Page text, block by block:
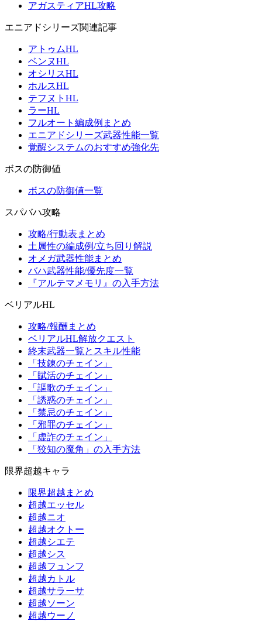
アガスティアHL攻略
エニアドシリーズ関連記事
アトゥムHL
ベンヌHL
オシリスHL
ホルスHL
テフヌトHL
ラーHL
フルオート編成例まとめ
エニアドシリーズ武器性能一覧
覚醒システムのおすすめ強化先
ボスの防御値
ボスの防御値一覧
スパバハ攻略
攻略/行動表まとめ
土属性の編成例/立ち回り解説
オメガ武器性能まとめ
バハ武器性能/優先度一覧
『アルテマメモリ』の入手方法
ベリアルHL
攻略/報酬まとめ
ベリアルHL解放クエスト
終末武器一覧とスキル性能
「技錬のチェイン」
「賦活のチェイン」
「謳歌のチェイン」
「誘惑のチェイン」
「禁忌のチェイン」
「邪罪のチェイン」
「虚詐のチェイン」
「狡知の魔角」の入手方法
限界超越キャラ
限界超越まとめ
超越エッセル
超越ニオ
超越オクトー
超越シエテ
超越シス
超越フュンフ
超越カトル
超越サラーサ
超越ソーン
超越ウーノ